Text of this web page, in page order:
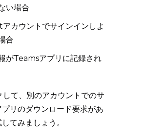
い場合
カウントでサインインしよ
合
がTeamsアプリに記録され
て、別のアカウントでのサ
リのダウンロード要求があ
てみましょう。